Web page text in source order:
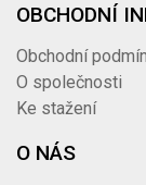
OBCHODNÍ
Obchodní
O společnosti
Ke stažení
O NÁS